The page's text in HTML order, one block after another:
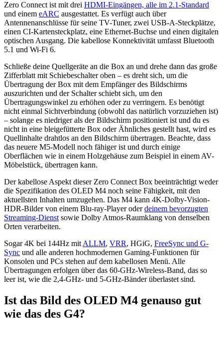
Zero Connect ist mit drei HDMI-Eingängen, alle im 2.1-Standard
und einem eARC ausgestattet. Es verfügt auch über
Antennenanschlüsse für seine TV-Tuner, zwei USB-A-Steckplätze,
einen CI-Kartensteckplatz, eine Ethernet-Buchse und einen digitalen
optischen Ausgang. Die kabellose Konnektivität umfasst Bluetooth
5.1 und Wi-Fi 6.
Schließe deine Quellgeräte an die Box an und drehe dann das große
Zifferblatt mit Schiebeschalter oben – es dreht sich, um die
Übertragung der Box mit dem Empfänger des Bildschirms
auszurichten und der Schalter schiebt sich, um den
Übertragungswinkel zu erhöhen oder zu verringern. Es benötigt
nicht einmal Sichtverbindung (obwohl das natürlich vorzuziehen ist)
– solange es niedriger als der Bildschirm positioniert ist und du es
nicht in eine bleigefütterte Box oder Ähnliches gestellt hast, wird es
Quellinhalte drahtlos an den Bildschirm übertragen. Beachte, dass
das neuere M5-Modell noch fähiger ist und durch einige
Oberflächen wie in einem Holzgehäuse zum Beispiel in einem AV-
Möbelstück, übertragen kann.
Der kabellose Aspekt dieser Zero Connect Box beeinträchtigt weder
die Spezifikation des OLED M4 noch seine Fähigkeit, mit den
aktuellsten Inhalten umzugehen. Das M4 kann 4K-Dolby-Vision-
HDR-Bilder von einem Blu-ray-Player oderdeinem bevorzugten
Streaming-Dienst sowie Dolby Atmos-Raumklang von denselben
Orten verarbeiten.
Sogar 4K bei 144Hz mit ALLM, VRR, HGiG, FreeSync und G-
Sync und alle anderen hochmodernen Gaming-Funktionen für
Konsolen und PCs stehen auf dem kabellosen Menü. Alle
Übertragungen erfolgen über das 60-GHz-Wireless-Band, das so
leer ist, wie die 2,4-GHz- und 5-GHz-Bänder überlastet sind.
Ist das Bild des OLED M4 genauso gut
wie das des G4?